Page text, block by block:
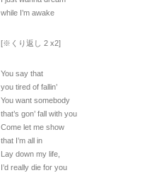
while I’m awake
[※くり返し 2 x2]
You say that
you tired of fallin’
You want somebody
that’s gon’ fall with you
Come let me show
that I’m all in
Lay down my life,
I’d really die for you